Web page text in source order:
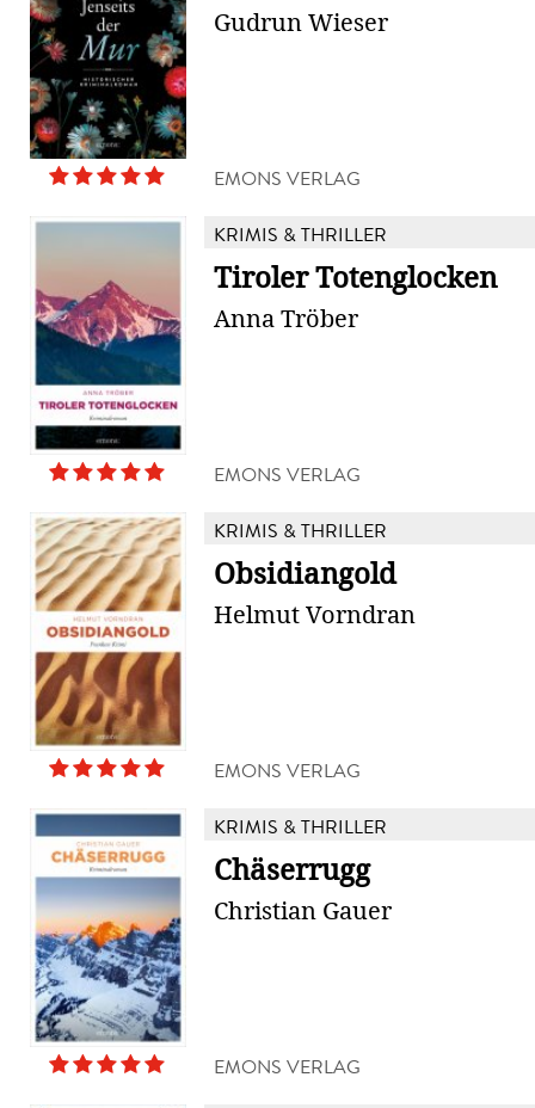
Gudrun Wieser
EMONS VERLAG
KRIMIS & THRILLER
Tiroler Totenglocken
Anna Tröber
EMONS VERLAG
KRIMIS & THRILLER
Obsidiangold
Helmut Vorndran
EMONS VERLAG
KRIMIS & THRILLER
Chäserrugg
Christian Gauer
EMONS VERLAG